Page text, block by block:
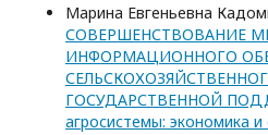
Марина Евгеньевна
СОВЕРШЕНСТВОВАНИЕ
ИНФОРМАЦИОННОГО
ГОСУДАРСТВЕННОЙ
агросистемы: экономика